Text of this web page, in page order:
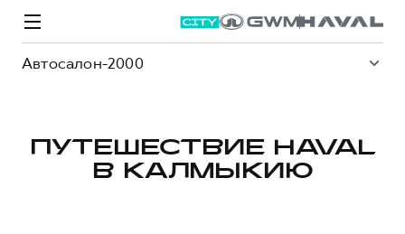
Автосалон-2000
ПУТЕШЕСТВИЕ HAVAL
В КАЛМЫКИЮ